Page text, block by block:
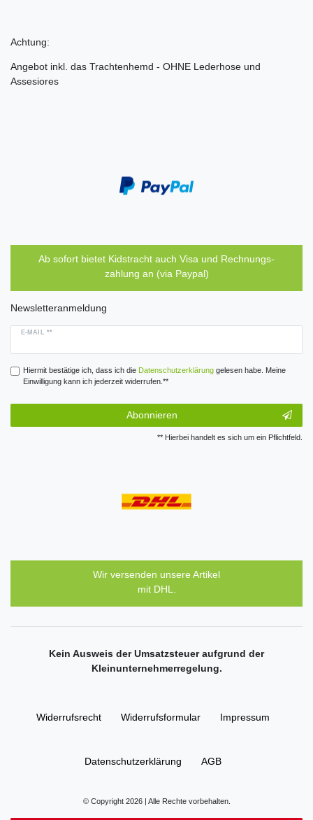
Achtung:
Angebot inkl. das Trachtenhemd - OHNE Lederhose und
Assesiores
Ab sofort bietet Kidstracht auch Visa und Rechnungs-
zahlung an (via Paypal)
Newsletteranmeldung
E-MAIL **
Hiermit bestätige ich, dass ich die Daten­schutz­erklärunggelesen habe. Meine
Einwilligung kann ich jederzeit widerrufen.**
Abonnieren
** Hierbei handelt es sich um ein Pflichtfeld.
Wir versenden unsere Artikel
mit DHL.
Kein Ausweis der Umsatzsteuer aufgrund der
Kleinunternehmerregelung.
Widerrufs­recht Widerrufs­formular Impressum
Daten­schutz­erklärung AGB
© Copyright 2026 | Alle Rechte vorbehalten.